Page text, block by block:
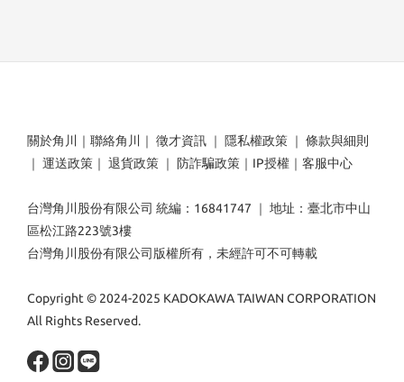
關於角川 ｜ 聯絡角川 ｜ 徵才資訊 ｜ 隱私權政策 ｜ 條款與細則
｜ 運送政策 ｜ 退貨政策 ｜ 防詐騙政策 ｜ IP授權 ｜ 客服中心
台灣角川股份有限公司 統編：16841747 ｜ 地址：臺北市中山
區松江路223號3樓
台灣角川股份有限公司版權所有，未經許可不可轉載
Copyright © 2024-2025 KADOKAWA TAIWAN CORPORATION
All Rights Reserved.